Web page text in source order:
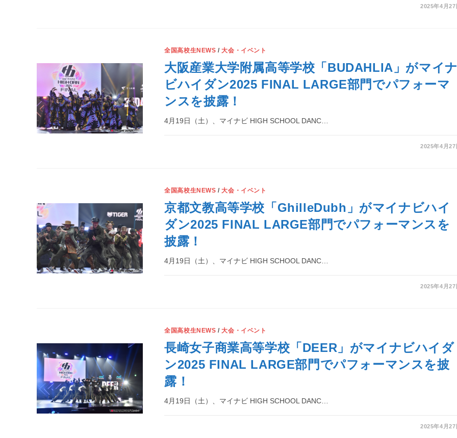
2025年4月27
全国高校生NEWS /大会・イベント
大阪産業大学附属高等学校「BUDAHLIA」がマイ
ビハイダン2025 FINAL LARGE部門でパフォーマ
ンスを披露！
4月19日（土）、マイナビ HIGH SCHOOL DANC…
2025年4月27
全国高校生NEWS /大会・イベント
京都文教高等学校「GhilleDubh」がマイナビハイ
ダン2025 FINAL LARGE部門でパフォーマンスを
披露！
4月19日（土）、マイナビ HIGH SCHOOL DANC…
2025年4月27
全国高校生NEWS /大会・イベント
長崎女子商業高等学校「DEER」がマイナビハイダ
ン2025 FINAL LARGE部門でパフォーマンスを披
露！
4月19日（土）、マイナビ HIGH SCHOOL DANC…
2025年4月27